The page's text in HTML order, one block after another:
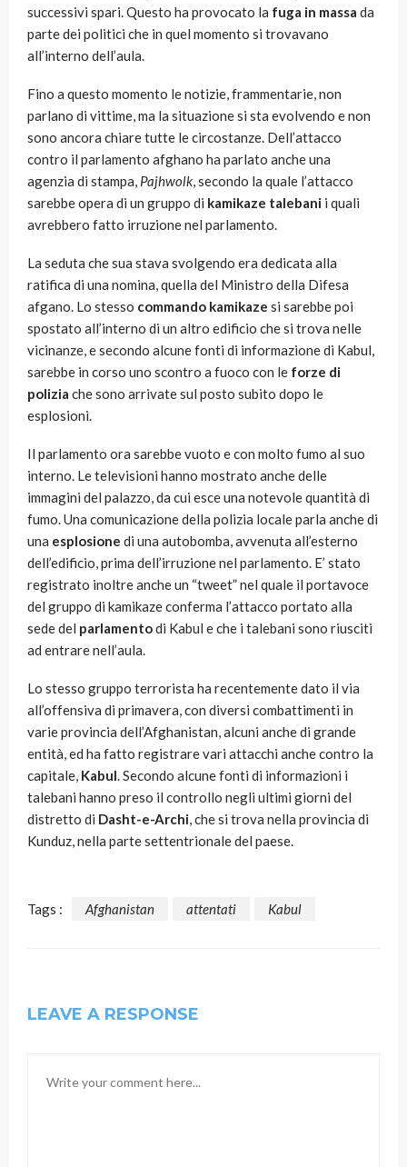
successivi spari. Questo ha provocato la fuga in massa da
parte dei politici che in quel momento si trovavano
all’interno dell’aula.
Fino a questo momento le notizie, frammentarie, non
parlano di vittime, ma la situazione si sta evolvendo e non
sono ancora chiare tutte le circostanze. Dell’attacco
contro il parlamento afghano ha parlato anche una
agenzia di stampa, Pajhwolk, secondo la quale l’attacco
sarebbe opera di un gruppo di kamikaze talebani i quali
avrebbero fatto irruzione nel parlamento.
La seduta che sua stava svolgendo era dedicata alla
ratifica di una nomina, quella del Ministro della Difesa
afgano. Lo stesso commando kamikaze si sarebbe poi
spostato all’interno di un altro edificio che si trova nelle
vicinanze, e secondo alcune fonti di informazione di Kabul,
sarebbe in corso uno scontro a fuoco con le forze di
polizia che sono arrivate sul posto subito dopo le
esplosioni.
Il parlamento ora sarebbe vuoto e con molto fumo al suo
interno. Le televisioni hanno mostrato anche delle
immagini del palazzo, da cui esce una notevole quantità di
fumo. Una comunicazione della polizia locale parla anche di
una esplosione di una autobomba, avvenuta all’esterno
dell’edificio, prima dell’irruzione nel parlamento. E’ stato
registrato inoltre anche un “tweet” nel quale il portavoce
del gruppo di kamikaze conferma l’attacco portato alla
sede del parlamentodi Kabul e che i talebani sono riusciti
ad entrare nell’aula.
Lo stesso gruppo terrorista ha recentemente dato il via
all’offensiva di primavera, con diversi combattimenti in
varie provincia dell’Afghanistan, alcuni anche di grande
entità, ed ha fatto registrare vari attacchi anche contro la
capitale, Kabul. Secondo alcune fonti di informazioni i
talebani hanno preso il controllo negli ultimi giorni del
distretto di Dasht-e-Archi, che si trova nella provincia di
Kunduz, nella parte settentrionale del paese.
Tags : Afghanistan attentati Kabul
LEAVE A RESPONSE